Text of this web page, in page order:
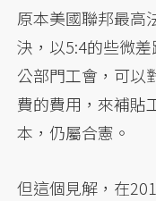
原本美國聯邦最高
決，以5:4的些微
公部門工會，可以
費的費用，來補貼
本，仍屬合憲。
但這個見解，在